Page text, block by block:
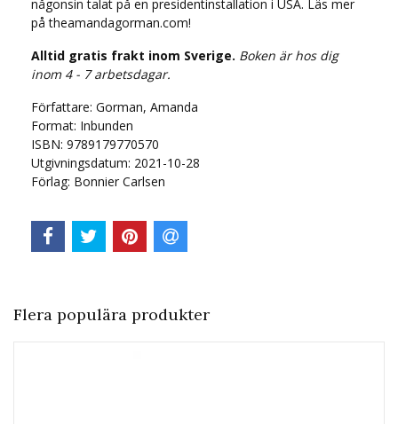
någonsin talat på en presidentinstallation i USA. Läs mer
på theamandagorman.com!
Alltid gratis frakt inom Sverige. Boken är hos dig
inom 4 - 7 arbetsdagar.
Författare: Gorman, Amanda
Format: Inbunden
ISBN: 9789179770570
Utgivningsdatum: 2021-10-28
Förlag: Bonnier Carlsen
Flera populära produkter